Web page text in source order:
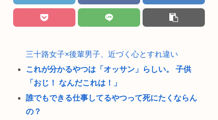
三十路女子×後輩男子、近づく心とすれ違い
これが分かるやつは「オッサン」らしい。 子供
「おじ！ なんだこれは！」
誰でもできる仕事してるやつって死にたくならん
の？